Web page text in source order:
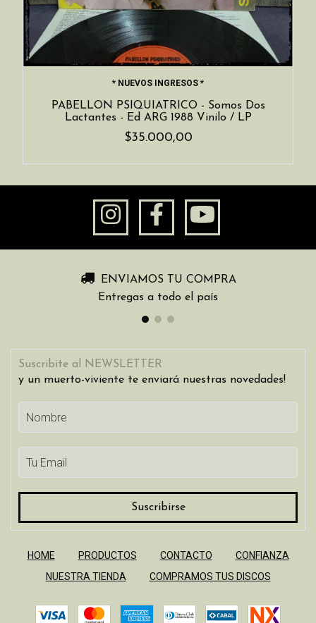
* NUEVOS INGRESOS *
PABELLON PSIQUIATRICO - Somos Dos
Lactantes - Ed ARG 1988 Vinilo / LP
$35.000,00
ENVIAMOS TU COMPRA
Entregas a todo el país
Suscribite al NEWSLETTER
y un muerto-viviente te enviará nuestras novedades!
HOME PRODUCTOS CONTACTO
CONFIANZA
NUESTRA TIENDA
COMPRAMOS TUS DISCOS